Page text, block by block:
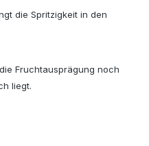
die Spritzigkeit in den
Fruchtausprägung noch
liegt.